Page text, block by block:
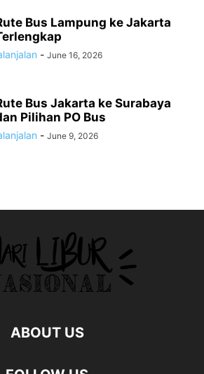
Bus Lampung ke Jakarta
- June 16, 2026
Bus Jakarta ke Surabaya
Pilihan PO Bus
- June 9, 2026
ABOUT US